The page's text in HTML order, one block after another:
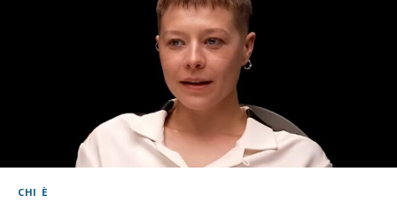
CHI È